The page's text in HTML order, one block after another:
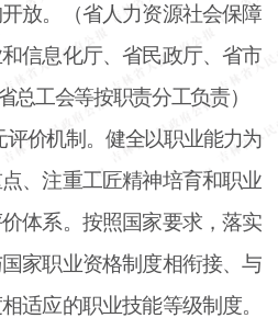
放。（省人力资源社会保障
信息化厅、省民政厅、省市
总工会等按职责分工负责）
评价机制。健全以职业能力为
、注重工匠精神培育和职业
体系。按照国家要求，落实
家职业资格制度相衔接、与
适应的职业技能等级制度。